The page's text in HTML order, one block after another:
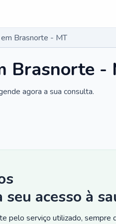
Brasnorte - MT
Brasnorte -
agora a sua consulta.
acesso à
pelo serviço utilizado, sempre